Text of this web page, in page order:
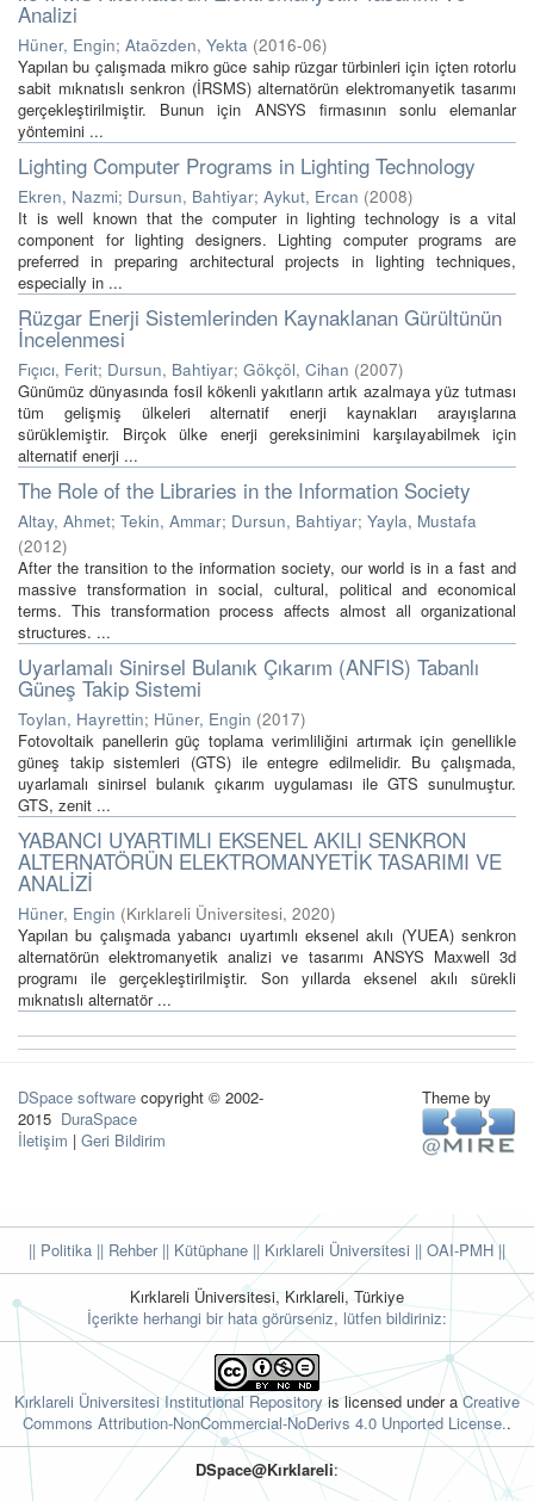
Analizi
Hüner, Engin; Ataözden, Yekta (2016-06)
Yapılan bu çalışmada mikro güce sahip rüzgar türbinleri için içten rotorlu
sabit mıknatıslı senkron (İRSMS) alternatörün elektromanyetik tasarımı
gerçekleştirilmiştir. Bunun için ANSYS firmasının sonlu elemanlar
yöntemini ...
Lighting Computer Programs in Lighting Technology
Ekren, Nazmi; Dursun, Bahtiyar; Aykut, Ercan (2008)
It is well known that the computer in lighting technology is a vital
component for lighting designers. Lighting computer programs are
preferred in preparing architectural projects in lighting techniques,
especially in ...
Rüzgar Enerji Sistemlerinden Kaynaklanan Gürültünün
İncelenmesi
Fıçıcı, Ferit; Dursun, Bahtiyar; Gökçöl, Cihan (2007)
Günümüz dünyasında fosil kökenli yakıtların artık azalmaya yüz tutması
tüm gelişmiş ülkeleri alternatif enerji kaynakları arayışlarına
sürüklemiştir. Birçok ülke enerji gereksinimini karşılayabilmek için
alternatif enerji ...
The Role of the Libraries in the Information Society
Altay, Ahmet; Tekin, Ammar; Dursun, Bahtiyar; Yayla, Mustafa
(2012)
After the transition to the information society, our world is in a fast and
massive transformation in social, cultural, political and economical
terms. This transformation process affects almost all organizational
structures. ...
Uyarlamalı Sinirsel Bulanık Çıkarım (ANFIS) Tabanlı
Güneş Takip Sistemi
Toylan, Hayrettin; Hüner, Engin (2017)
Fotovoltaik panellerin güç toplama verimliliğini artırmak için genellikle
güneş takip sistemleri (GTS) ile entegre edilmelidir. Bu çalışmada,
uyarlamalı sinirsel bulanık çıkarım uygulaması ile GTS sunulmuştur.
GTS, zenit ...
YABANCI UYARTIMLI EKSENEL AKILI SENKRON
ALTERNATÖRÜN ELEKTROMANYETİK TASARIMI VE
ANALİZİ
Hüner, Engin (Kırklareli Üniversitesi, 2020)
Yapılan bu çalışmada yabancı uyartımlı eksenel akılı (YUEA) senkron
alternatörün elektromanyetik analizi ve tasarımı ANSYS Maxwell 3d
programı ile gerçekleştirilmiştir. Son yıllarda eksenel akılı sürekli
mıknatıslı alternatör ...
DSpace software copyright © 2002-
2015 DuraSpace
İletişim | Geri Bildirim
Theme by
|| Politika || Rehber|| Kütüphane || Kırklareli Üniversitesi || OAI-PMH ||
Kırklareli Üniversitesi, Kırklareli, Türkiye
İçerikte herhangi bir hata görürseniz, lütfen bildiriniz:
Kırklareli Üniversitesi Institutional Repositoryis licensed under aCreative
Commons Attribution-NonCommercial-NoDerivs 4.0 Unported License..
DSpace@Kırklareli: